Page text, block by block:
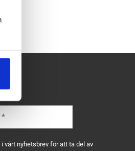
i vårt nyhetsbrev för att ta del av